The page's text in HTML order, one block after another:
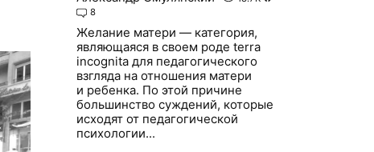
8
Желание матери — категория,
являющаяся в своем роде terra
incognita для педагогического
взгляда на отношения матери
и ребенка. По этой причине
большинство суждений, которые
исходят от педагогической
психологии...